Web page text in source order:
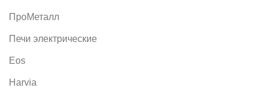
ПроМеталл
Печи электрические
Eos
Harvia